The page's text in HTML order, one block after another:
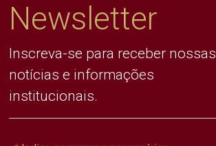
Newsletter
Inscreva-se para receber nossas
notícias e informações
institucionais.